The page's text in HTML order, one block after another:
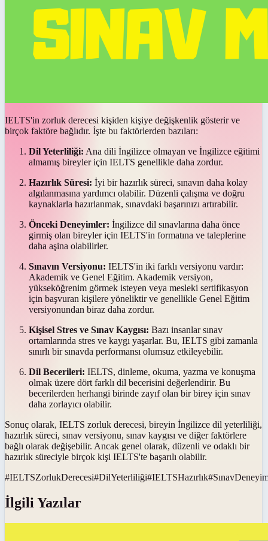
IELTS'in zorluk derecesi kişiden kişiye değişkenlik gösterir ve
birçok faktöre bağlıdır. İşte bu faktörlerden bazıları:
Dil Yeterliliği: Ana dili İngilizce olmayan ve İngilizce eğitimi
almamış bireyler için IELTS genellikle daha zordur.
Hazırlık Süresi: İyi bir hazırlık süreci, sınavın daha kolay
algılanmasına yardımcı olabilir. Düzenli çalışma ve doğru
kaynaklarla hazırlanmak, sınavdaki başarınızı artırabilir.
Önceki Deneyimler: İngilizce dil sınavlarına daha önce
girmiş olan bireyler için IELTS'in formatına ve taleplerine
daha aşina olabilirler.
Sınavın Versiyonu: IELTS'in iki farklı versiyonu vardır:
Akademik ve Genel Eğitim. Akademik versiyon,
yükseköğrenim görmek isteyen veya mesleki sertifikasyon
için başvuran kişilere yöneliktir ve genellikle Genel Eğitim
versiyonundan biraz daha zordur.
Kişisel Stres ve Sınav Kaygısı: Bazı insanlar sınav
ortamlarında stres ve kaygı yaşarlar. Bu, IELTS gibi zamanla
sınırlı bir sınavda performansı olumsuz etkileyebilir.
Dil Becerileri: IELTS, dinleme, okuma, yazma ve konuşma
olmak üzere dört farklı dil becerisini değerlendirir. Bu
becerilerden herhangi birinde zayıf olan bir birey için sınav
daha zorlayıcı olabilir.
Sonuç olarak, IELTS zorluk derecesi, bireyin İngilizce dil yeterliliği,
hazırlık süreci, sınav versiyonu, sınav kaygısı ve diğer faktörlere
bağlı olarak değişebilir. Ancak genel olarak, düzenli ve odaklı bir
hazırlık süreciyle birçok kişi IELTS'te başarılı olabilir.
#IELTSZorlukDerecesi#DilYeterliliği#IELTSHazırlık#
İlgili Yazılar